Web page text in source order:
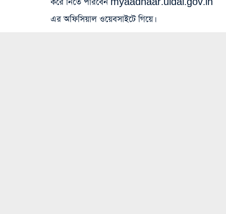
করে নিতে পারবেন myaadhaar.uidai.gov.in
এর অফিসিয়াল ওয়েবসাইটে গিয়ে।